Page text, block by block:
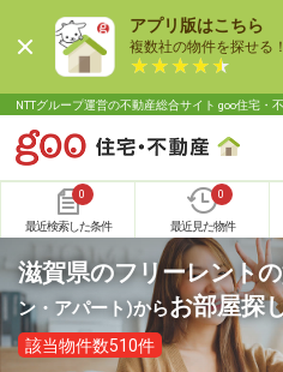
アプリ版はこちら
複数社の物件を探せる！
NTTグループ運営の不動産総合サイト goo住宅・
0
最近検索した条件
0
最近見た物件
滋賀県のフリーレント
ン・アパート)からお部屋探
該当物件数510件